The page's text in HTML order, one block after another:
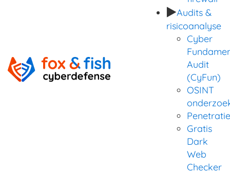
Audits &
risicoanalyse
Cyber
Audit
(CyFun)
OSINT
Gratis
Dark
Web
Checker